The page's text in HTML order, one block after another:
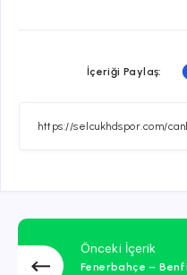
İçeriği Paylaş:
Önceki İçerik
Fenerbahçe –